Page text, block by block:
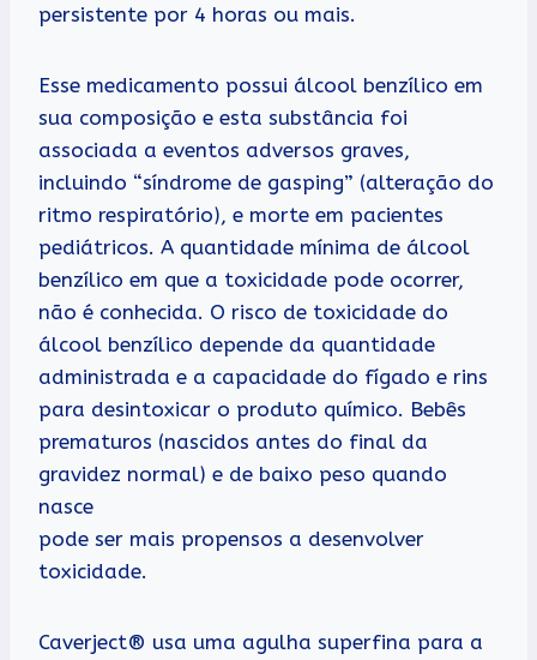
persistente por 4 horas ou mais.
Esse medicamento possui álcool benzílico em
sua composição e esta substância foi
associada a eventos adversos graves,
incluindo “síndrome de gasping” (alteração do
ritmo respiratório), e morte em pacientes
pediátricos. A quantidade mínima de álcool
benzílico em que a toxicidade pode ocorrer,
não é conhecida. O risco de toxicidade do
álcool benzílico depende da quantidade
administrada e a capacidade do fígado e rins
para desintoxicar o produto químico. Bebês
prematuros (nascidos antes do final da
gravidez normal) e de baixo peso quando
nasce
pode ser mais propensos a desenvolver
toxicidade.
Caverject® usa uma agulha superfina para a